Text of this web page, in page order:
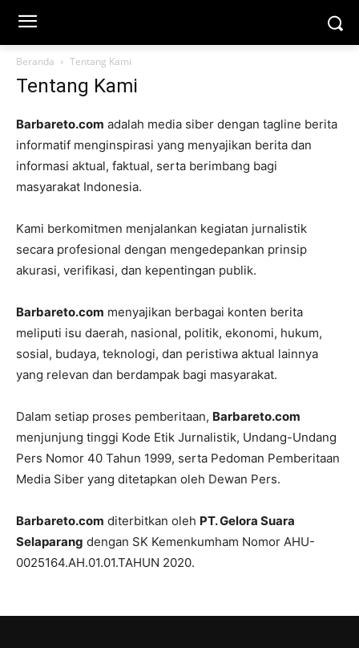
Beranda Tentang Kami
Tentang Kami
Barbareto.com adalah media siber dengan tagline berita
informatif menginspirasi yang menyajikan berita dan
informasi aktual, faktual, serta berimbang bagi
masyarakat Indonesia.
Kami berkomitmen menjalankan kegiatan jurnalistik
secara profesional dengan mengedepankan prinsip
akurasi, verifikasi, dan kepentingan publik.
Barbareto.com menyajikan berbagai konten berita
meliputi isu daerah, nasional, politik, ekonomi, hukum,
sosial, budaya, teknologi, dan peristiwa aktual lainnya
yang relevan dan berdampak bagi masyarakat.
Dalam setiap proses pemberitaan, Barbareto.com
menjunjung tinggi Kode Etik Jurnalistik, Undang-Undang
Pers Nomor 40 Tahun 1999, serta Pedoman Pemberitaan
Media Siber yang ditetapkan oleh Dewan Pers.
Barbareto.com diterbitkan oleh PT. Gelora Suara
Selaparang dengan SK Kemenkumham Nomor AHU-
0025164.AH.01.01.TAHUN 2020.